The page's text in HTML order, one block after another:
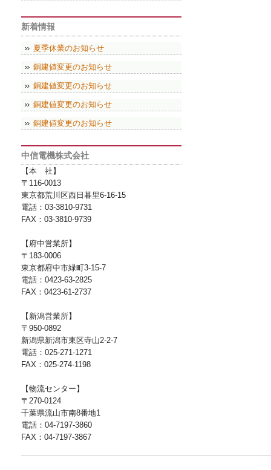
新着情報
夏季休業のお知らせ
銅建値変更のお知らせ
銅建値変更のお知らせ
銅建値変更のお知らせ
銅建値変更のお知らせ
中信電機株式会社
【本 社】
〒116-0013
東京都荒川区西日暮里6-16-15
電話：03-3810-9731
FAX：03-3810-9739
【府中営業所】
〒183-0006
東京都府中市緑町3-15-7
電話：0423-63-2825
FAX：0423-61-2737
【新潟営業所】
〒950-0892
新潟県新潟市東区寺山2-2-7
電話：025-271-1271
FAX：025-274-1198
【物流センター】
〒270-0124
千葉県流山市南8番地1
電話：04-7197-3860
FAX：04-7197-3867